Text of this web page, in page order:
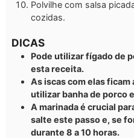
Polvilhe com salsa
cozidas.
DICAS
Pode utilizar fígado de
esta receita.
As iscas com elas
utilizar banha de porco
A marinada é crucial
salte este passo e, se
durante 8 a 10 horas.